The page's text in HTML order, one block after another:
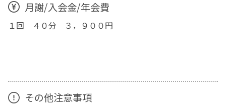
月謝/入会金/年会費
１回 ４０分 ３，９００円
その他注意事項